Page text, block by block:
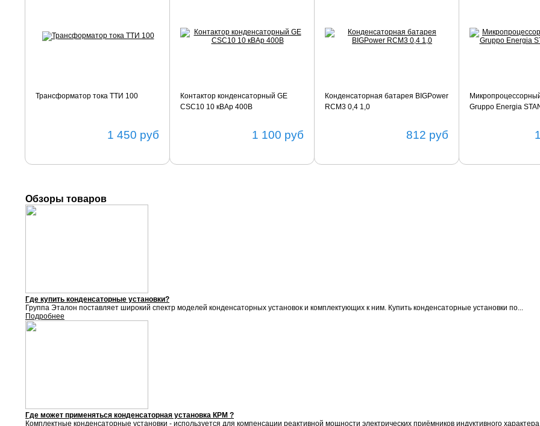
Трансформатор тока ТТИ 100
1 450 руб
Контактор конденсаторный GE
CSC10 10 кВАр 400В
1 100 руб
Конденсаторная батарея BIGPower
RCM3 0,4 1,0
812 руб
Gruppo Energia
Обзоры товаров
Где купить конденсаторные установки?
Группа Эталон поставляет широкий спектр моделей конденсаторных установок и комплектующих к ним. Купить конденсаторные установки по...
Подробнее
Где может применяться конденсаторная установка КРМ ?
Комплектные конденсаторные установки - используется для компенсации реактивной мощности электрических приёмников индуктивного